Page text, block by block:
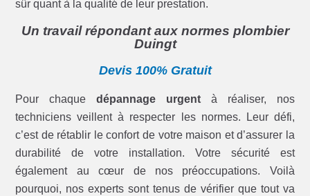
sûr quant à la qualité de leur prestation.
Un travail répondant aux normes plombier
Duingt
Devis 100% Gratuit
Pour chaquedépannage urgent à réaliser, nos
techniciens veillent à respecter les normes. Leur défi,
c’est de rétablir le confort de votre maison et d’assurer la
durabilité de votre installation. Votre sécurité est
également au cœur de nos préoccupations. Voilà
pourquoi, nos experts sont tenus de vérifier que tout va